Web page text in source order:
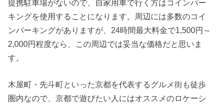
提携駐車場がないので、自家用車で行く方はコインパー
キングを使用することになります。周辺には多数のコイ
ンパーキングがありますが、24時間最大料金で1,500円～
2,000円程度なら、この周辺では妥当な価格だと思いま
す。
木屋町・先斗町といった京都を代表するグルメ街も徒歩
圏内なので、京都で遊びたい人にはオススメのロケーシ